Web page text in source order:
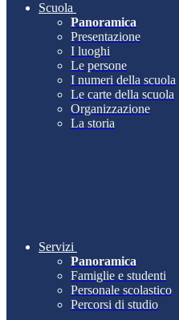
Scuola
Panoramica
Presentazione
I luoghi
Le persone
I numeri della scuola
Le carte della scuola
Organizzazione
La storia
Servizi
Panoramica
Famiglie e studenti
Personale scolastico
Percorsi di studio